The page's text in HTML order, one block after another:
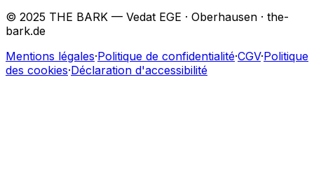
© 2025 THE BARK — Vedat EGE · Oberhausen · the-
bark.de
Mentions légales·Politique de confidentialité·CGV·Politique
des cookies·Déclaration d'accessibilité